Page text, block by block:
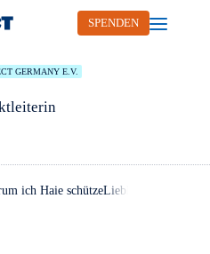
SPENDEN
Open
GERMANY E.V.
ich Haie schützeLieblingszitat